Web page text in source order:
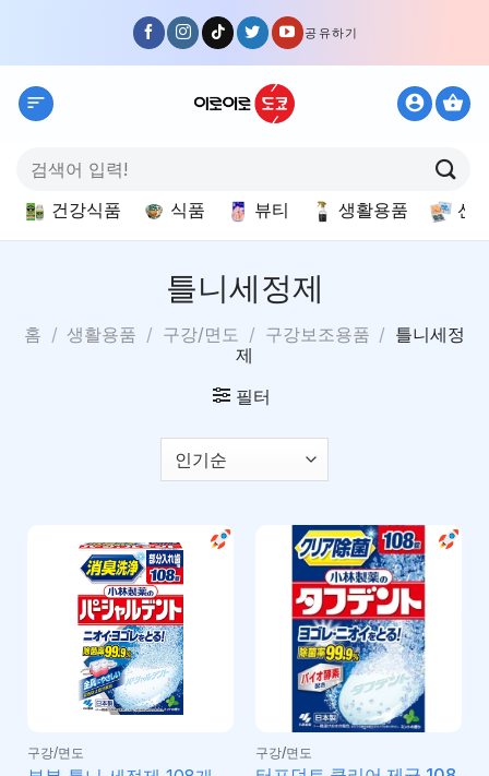
content
공유하기
색:
건강식품 식품 뷰티 생활용품 선
틀니세정제
홈 / 생활용품 / 구강/면도 / 구강보조용품 / 틀니세정
제
필터
구강/면도 구강/면도